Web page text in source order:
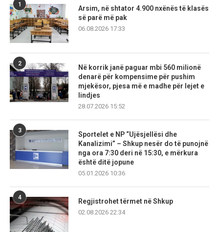
1
Arsim, në shtator 4.900 nxënës të klasës
së parë më pak
06.08.2026 17:33
2
Në korrik janë paguar mbi 560 milionë
denarë për kompensime për pushim
mjekësor, pjesa më e madhe për lejet e
lindjes
28.07.2026 15:52
3
Sportelet e NP “Ujësjellësi dhe
Kanalizimi” – Shkup nesër do të punojnë
nga ora 7:30 deri në 15:30, e mërkura
është ditë jopune
05.01.2026 10:36
4
Regjistrohet tërmet në Shkup
02.08.2026 22:34